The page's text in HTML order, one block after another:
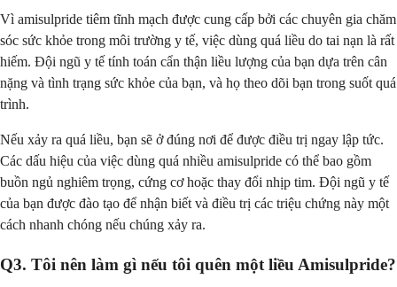
Vì amisulpride tiêm tĩnh mạch được cung cấp bởi các chuyên gia chăm
sóc sức khỏe trong môi trường y tế, việc dùng quá liều do tai nạn là rất
hiếm. Đội ngũ y tế tính toán cẩn thận liều lượng của bạn dựa trên cân
nặng và tình trạng sức khỏe của bạn, và họ theo dõi bạn trong suốt quá
trình.
Nếu xảy ra quá liều, bạn sẽ ở đúng nơi để được điều trị ngay lập tức.
Các dấu hiệu của việc dùng quá nhiều amisulpride có thể bao gồm
buồn ngủ nghiêm trọng, cứng cơ hoặc thay đổi nhịp tim. Đội ngũ y tế
của bạn được đào tạo để nhận biết và điều trị các triệu chứng này một
cách nhanh chóng nếu chúng xảy ra.
Q3. Tôi nên làm gì nếu tôi quên một liều Amisulpride?